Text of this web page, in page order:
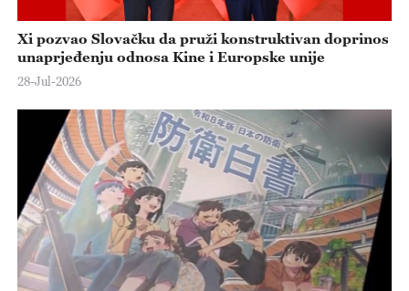
Xi pozvao Slovačku da pruži konstruktivan doprinos
unaprjeđenju odnosa Kine i Europske unije
28-Jul-2026